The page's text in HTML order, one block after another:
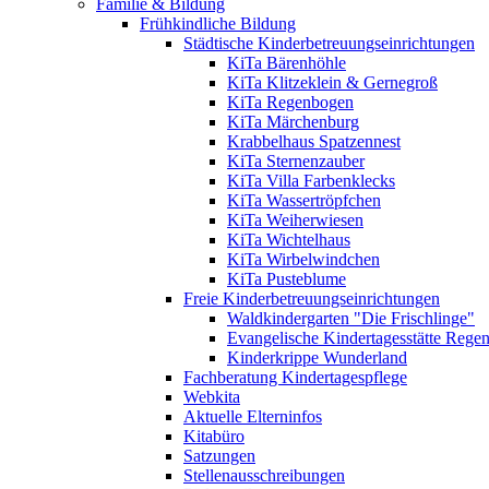
Familie & Bildung
Frühkindliche Bildung
Städtische Kinderbetreuungseinrichtungen
KiTa Bärenhöhle
KiTa Klitzeklein & Gernegroß
KiTa Regenbogen
KiTa Märchenburg
Krabbelhaus Spatzennest
KiTa Sternenzauber
KiTa Villa Farbenklecks
KiTa Wassertröpfchen
KiTa Weiherwiesen
KiTa Wichtelhaus
KiTa Wirbelwindchen
KiTa Pusteblume
Freie Kinderbetreuungseinrichtungen
Waldkindergarten "Die Frischlinge"
Evangelische Kindertagesstätte
Kinderkrippe Wunderland
Fachberatung Kindertagespflege
Webkita
Aktuelle Elterninfos
Kitabüro
Satzungen
Stellenausschreibungen